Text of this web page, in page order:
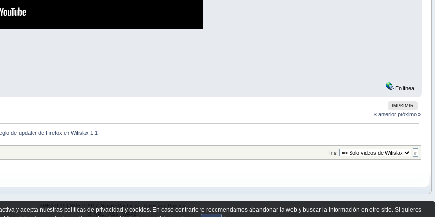
En línea
IMPRIMIR
« anterior próximo »
del updater de Firefox en Wifislax 1.1
Ir a:
SMF 2.0.19 | SMF © 2017 Simple Machines | Terms and Policies
XHTML
RSS WAP2
y acepta nuestras políticas de privacidad y cookies. En caso contrario te recomendamos abandonar la web y buscar la información en otro sitio. Si quieres